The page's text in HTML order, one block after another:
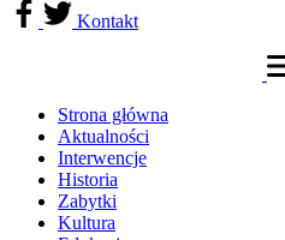
Kontakt
Strona główna
Aktualności
Interwencje
Historia
Zabytki
Kultura